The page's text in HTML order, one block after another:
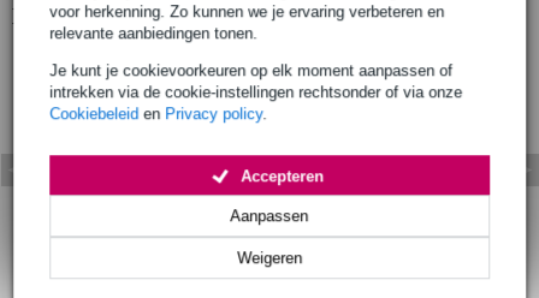
voor herkenning. Zo kunnen we je ervaring verbeteren en
relevante aanbiedingen tonen.
Je kunt je cookievoorkeuren op elk moment aanpassen of
intrekken via de cookie-instellingen rechtsonder of via onze
Cookiebeleid en Privacy policy.
Weigeren
Aanpassen
Accepteren
Bekijk ook eens (1)